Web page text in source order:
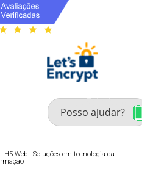
H5 Web - Soluções em tecnologia da
Fale com um especialista
enxoval